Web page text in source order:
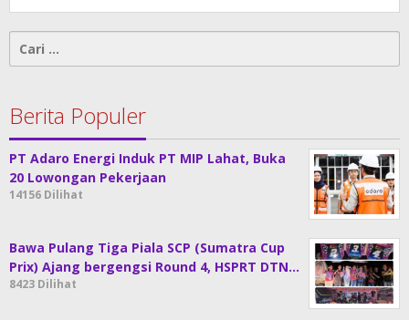
untuk:
Berita Populer
PT Adaro Energi Induk PT MIP Lahat, Buka
20 Lowongan Pekerjaan
14156 Dilihat
Bawa Pulang Tiga Piala SCP (Sumatra Cup
Prix) Ajang bergengsi Round 4, HSPRT DTN…
8423 Dilihat